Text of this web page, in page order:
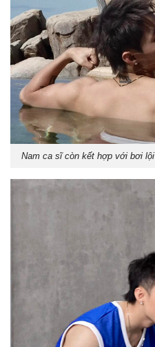
Nam ca sĩ còn kết hợp với bơi lội